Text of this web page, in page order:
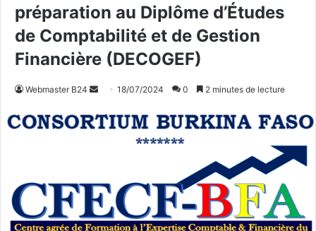
préparation au Diplôme d’Études
de Comptabilité et de Gestion
Financière (DECOGEF)
Webmaster B24
r
u
n
18/07/2024 0 2 minutes de lecture